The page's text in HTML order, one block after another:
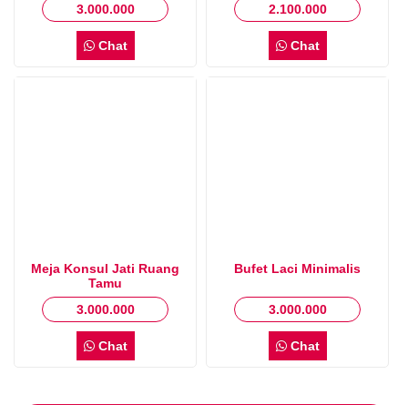
3.000.000
Chat
2.100.000
Chat
Meja Konsul Jati Ruang
Tamu
3.000.000
Chat
Bufet Laci Minimalis
3.000.000
Chat